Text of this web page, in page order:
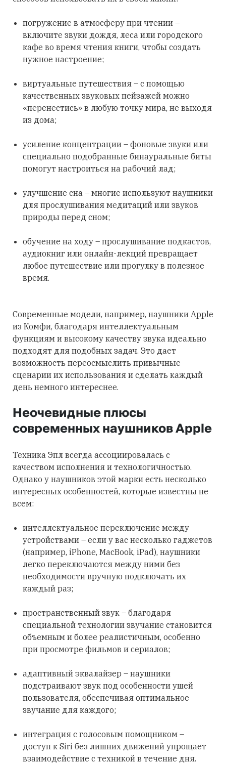
погружение в атмосферу при чтении –
включите звуки дождя, леса или городского
кафе во время чтения книги, чтобы создать
нужное настроение;
виртуальные путешествия – с помощью
качественных звуковых пейзажей можно
«перенестись» в любую точку мира, не выходя
из дома;
усиление концентрации – фоновые звуки или
специально подобранные бинауральные биты
помогут настроиться на рабочий лад;
улучшение сна – многие используют наушники
для прослушивания медитаций или звуков
природы перед сном;
обучение на ходу – прослушивание подкастов,
аудиокниг или онлайн-лекций превращает
любое путешествие или прогулку в полезное
время.
Современные модели, например, наушники Apple
из Комфи, благодаря интеллектуальным
функциям и высокому качеству звука идеально
подходят для подобных задач. Это дает
возможность переосмыслить привычные
сценарии их использования и сделать каждый
день немного интереснее.
Неочевидные плюсы
современных наушников Apple
Техника Эпл всегда ассоциировалась с
качеством исполнения и технологичностью.
Однако у наушников этой марки есть несколько
интересных особенностей, которые известны не
всем:
интеллектуальное переключение между
устройствами – если у вас несколько гаджетов
(например, iPhone, MacBook, iPad), наушники
легко переключаются между ними без
необходимости вручную подключать их
каждый раз;
пространственный звук – благодаря
специальной технологии звучание становится
объемным и более реалистичным, особенно
при просмотре фильмов и сериалов;
адаптивный эквалайзер – наушники
подстраивают звук под особенности ушей
пользователя, обеспечивая оптимальное
звучание для каждого;
интеграция с голосовым помощником –
доступ к Siri без лишних движений упрощает
взаимодействие с техникой в течение дня.